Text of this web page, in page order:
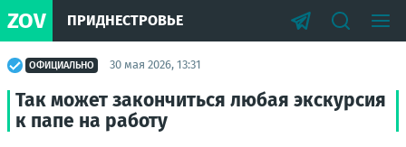
ZOV ПРИДНЕСТРОВЬЕ
ОФИЦИАЛЬНО 30 мая 2026, 13:31
Так может закончиться любая экскурсия
к папе на работу